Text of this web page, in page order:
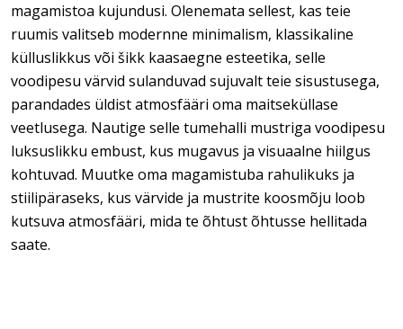
magamistoa kujundusi. Olenemata sellest, kas teie
ruumis valitseb modernne minimalism, klassikaline
külluslikkus või šikk kaasaegne esteetika, selle
voodipesu värvid sulanduvad sujuvalt teie sisustusega,
parandades üldist atmosfääri oma maitseküllase
veetlusega. Nautige selle tumehalli mustriga voodipesu
luksuslikku embust, kus mugavus ja visuaalne hiilgus
kohtuvad. Muutke oma magamistuba rahulikuks ja
stiilipäraseks, kus värvide ja mustrite koosmõju loob
kutsuva atmosfääri, mida te õhtust õhtusse hellitada
saate.